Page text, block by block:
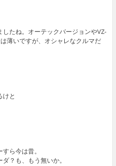
たね。オーテックバージョンやVZ-
薄いですが、オシャレなクルマだ
けと
ら今は昔。
？も、もう無いか。